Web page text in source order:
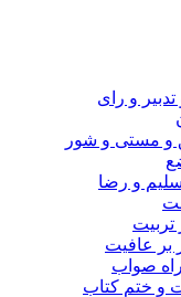
رای
و شور
کتاب